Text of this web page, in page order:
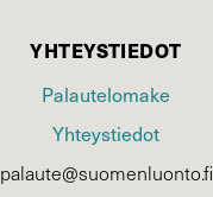
YHTEYSTIEDOT
Palautelomake
Yhteystiedot
palaute@suomenluonto.fi